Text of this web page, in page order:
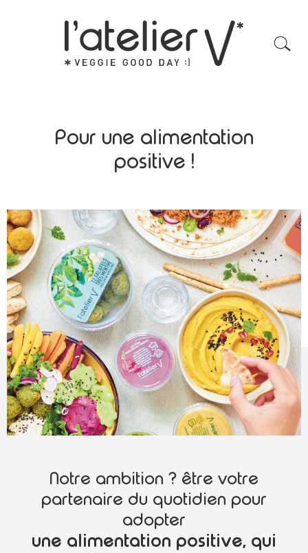
Pour une alimentation
positive !
Notre ambition ? être votre
partenaire du quotidien pour
adopter
une alimentation positive, qui